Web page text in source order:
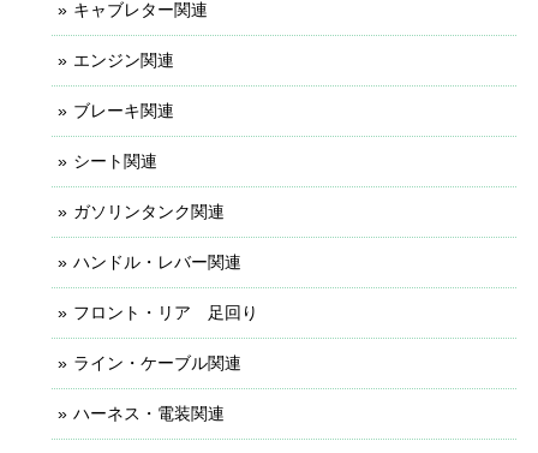
キャブレター関連
エンジン関連
ブレーキ関連
シート関連
ガソリンタンク関連
ハンドル・レバー関連
フロント・リア 足回り
ライン・ケーブル関連
ハーネス・電装関連